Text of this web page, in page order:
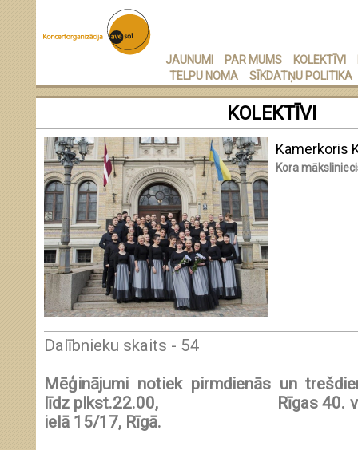
JAUNUMI PAR MUMS KOLEKTĪVI
TELPU NOMA
SĪKDATŅU POLITIKA
KOLEKTĪVI
Kamerkoris
Kora
Dalībnieku skaits - 54
Mēģinājumi notiek pirmdienās un
līdz plkst.22.00,
Rīgas 40.
ielā 15/17, Rīgā.